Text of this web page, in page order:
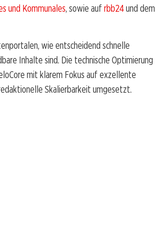
und Kommunales, sowie auf rbb24und dem
wie entscheidend schnelle
Inhalte sind. Die technische Optimierung
mit klarem Fokus auf exzellente
Skalierbarkeit umgesetzt.